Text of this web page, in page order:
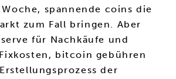
spannende coins die
zum Fall bringen. Aber
für Nachkäufe und
bitcoin gebühren
der